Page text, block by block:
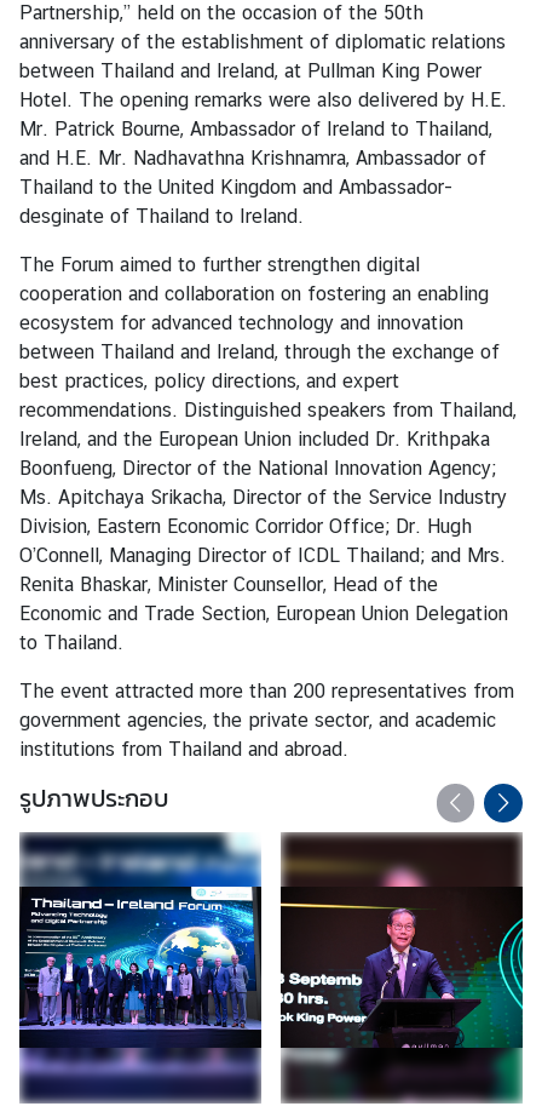
ก
ร
อ
บ
ค
ว
า
ม
ต
ก
ล
ง
ว่
า
ด้
ว
ย
ค
ว
า
ม
เ
น
หุ้
น
ว
น
แ
ล
ะ
ค
ว
า
ม
ร่
ว
Partnership,” held on the occasion of the 50th
anniversary of the establishment of diplomatic relations
between Thailand and Ireland, at Pullman King Power
Hotel. The opening remarks were also delivered by H.E.
Mr. Patrick Bourne, Ambassador of Ireland to Thailand,
and H.E. Mr. Nadhavathna Krishnamra, Ambassador of
Thailand to the United Kingdom and Ambassador-
desginate of Thailand to Ireland.
The Forum aimed to further strengthen digital
cooperation and collaboration on fostering an enabling
ecosystem for advanced technology and innovation
between Thailand and Ireland, through the exchange of
best practices, policy directions, and expert
recommendations. Distinguished speakers from Thailand,
Ireland, and the European Union included Dr. Krithpaka
Boonfueng, Director of the National Innovation Agency;
Ms. Apitchaya Srikacha, Director of the Service Industry
Division, Eastern Economic Corridor Office; Dr. Hugh
O’Connell, Managing Director of ICDL Thailand; and Mrs.
Renita Bhaskar, Minister Counsellor, Head of the
Economic and Trade Section, European Union Delegation
to Thailand.
The event attracted more than 200 representatives from
government agencies, the private sector, and academic
institutions from Thailand and abroad.
รูปภาพประกอบ